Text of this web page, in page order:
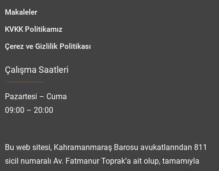
Makaleler
KVKK Politikamız
Çerez ve Gizlilik Politikası
Çalışma Saatleri
Pazartesi – Cuma
09:00 – 20:00
Bu web sitesi, Kahramanmaraş Barosu avukatlarından 811
sicil numaralı Av. Fatmanur Toprak’a ait olup, tamamıyla
Cevap Yaz